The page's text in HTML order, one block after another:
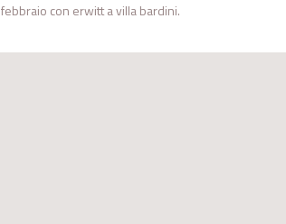
febbraio con erwitt a villa bardini.